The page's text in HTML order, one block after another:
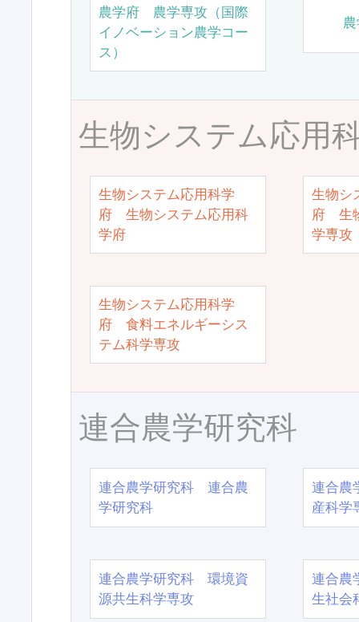
農学府 農学専攻（国際
イノベーション農学コー
ス）
生物システム応用
生物システム応用科学
府 生物システム応用科
学府
生物シ
府 生
学専攻
生物システム応用科学
府 食料エネルギーシス
テム科学専攻
連合農学研究科
連合農学研究科 連合農
学研究科
連合農
産科学
連合農学研究科 環境資
源共生科学専攻
連合農
生社会